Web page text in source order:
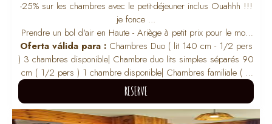
-25% sur les chambres avec le petit-déjeuner inclus Ouahhh !!!
je fonce ...
Prendre un bol d'air en Haute - Ariège à petit prix pour le mois
de Août .
Oferta válida para : Chambres Duo ( lit 140 cm - 1/2 pers
) 3 chambres disponible| Chambre duo lits simples séparés 90
cm ( 1/2 pers ) 1 chambre disponible| Chambres familiale ( lit
140cm + lit superposé 90cm ) 2 chambres disponible / 3
adultes max
Chambre Single - lit 120cm ( 1 pers ) 1 chambre
disponible
RESERVE
RESERVE